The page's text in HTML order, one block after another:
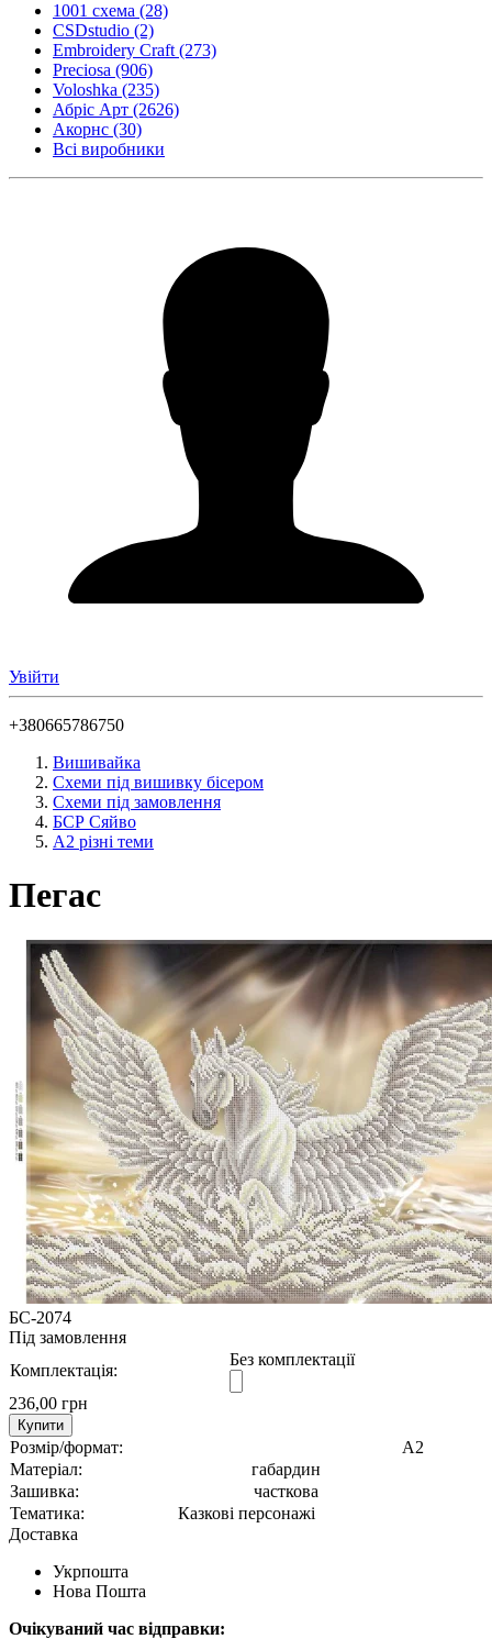
1001 схема (28)
CSDstudio (2)
Embroidery Craft (273)
Preciosa (906)
Voloshka (235)
Абріс Арт (2626)
Акорнс (30)
Всі виробники
Увійти
+380665786750
Вишивайка
Схеми під вишивку бісером
Схеми під замовлення
БСР Сяйво
А2 різні теми
Пегас
БС-2074
Під замовлення
Комплектація:
Без комплектації
236,00 грн
Купити
Розмір/формат:
А2
Матеріал:
габардин
Зашивка:
часткова
Тематика:
Казкові персонажі
Доставка
Укрпошта
Нова Пошта
Очікуваний час відправки: